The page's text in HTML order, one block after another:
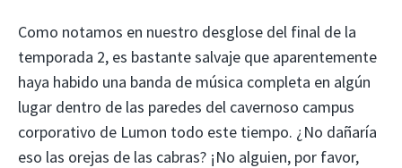
Como notamos en nuestro desglose del final de la
temporada 2, es bastante salvaje que aparentemente
haya habido una banda de música completa en algún
lugar dentro de las paredes del cavernoso campus
corporativo de Lumon todo este tiempo. ¿No dañaría
eso las orejas de las cabras? ¡No alguien, por favor,